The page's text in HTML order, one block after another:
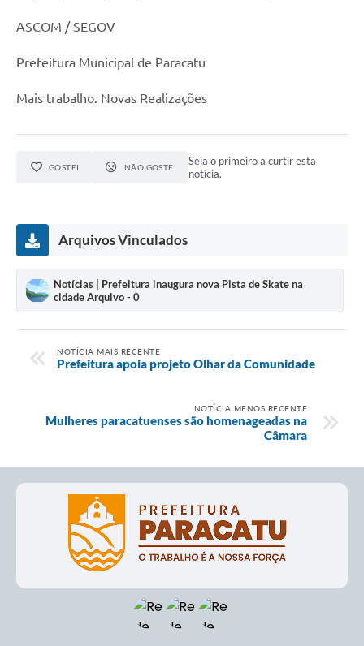
ASCOM / SEGOV
Prefeitura Municipal de Paracatu
Mais trabalho. Novas Realizações
GOSTEI NÃO GOSTEI
Seja o primeiro a curtir esta
notícia.
Arquivos Vinculados
Notícias | Prefeitura inaugura nova Pista de Skate na
cidade Arquivo - 0
NOTÍCIA MAIS RECENTE
Prefeitura apoia projeto Olhar da Comunidade
NOTÍCIA MENOS RECENTE
Mulheres paracatuenses são homenageadas na
Câmara